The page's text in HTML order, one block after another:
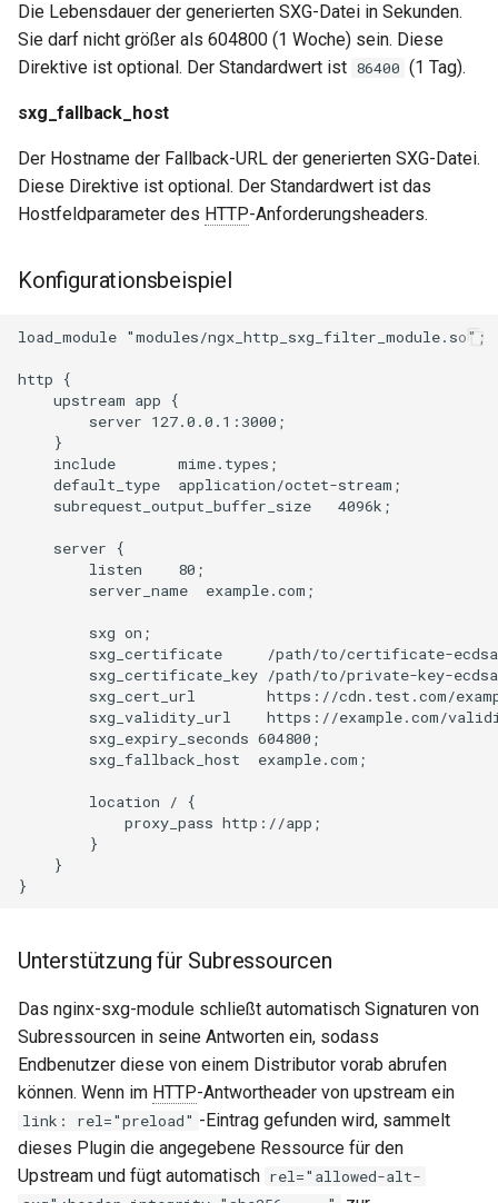
lock
lrucache
macaroons
multiplexer
openidc
perf
prettycjson
pubsub
qless-web
qless
Die Lebensdauer der generierten SXG-Datei in Sekunden.
Sie darf nicht größer als 604800 (1 Woche) sein. Diese
Direktive ist optional. Der Standardwert ist 86400 (1 Tag).
sxg_fallback_host
Der Hostname der Fallback-URL der generierten SXG-Datei.
Diese Direktive ist optional. Der Standardwert ist das
Hostfeldparameter des HTTP-Anforderungsheaders.
Konfigurationsbeispiel
load_module "modules/ngx_http_sxg_filter_module.so";
http {
    upstream app {
        server 127.0.0.1:3000;
    }
    include       mime.types;
    default_type  application/octet-stream;
    subrequest_output_buffer_size   4096k;
    server {
        listen    80;
        server_name  example.com;
        sxg on;
sxg_certificate     /path/to/certificate-
sxg_certificate_key /path/to/private-key-
sxg_cert_url        https://cdn.test.com/
sxg_validity_url    https://example.com/
        sxg_expiry_seconds 604800;
        sxg_fallback_host  example.com;
        location / {
            proxy_pass http://app;
        }
    }
Unterstützung für Subressourcen
Das nginx-sxg-module schließt automatisch Signaturen von
Subressourcen in seine Antworten ein, sodass
Endbenutzer diese von einem Distributor vorab abrufen
können. Wenn im HTTP-Antwortheader von upstream ein
link: rel="preload" -Eintrag gefunden wird, sammelt
dieses Plugin die angegebene Ressource für den
Upstream und fügt automatisch rel="allowed-alt-